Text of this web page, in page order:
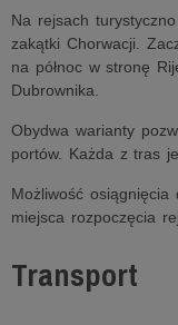
Na rejsach
zakątki Chorwacji.
na północ w stronę
Dubrownika.
Obydwa warianty
portów. Każda z tras
Możliwość osiągnięcia
miejsca rozpoczęcia
Transport